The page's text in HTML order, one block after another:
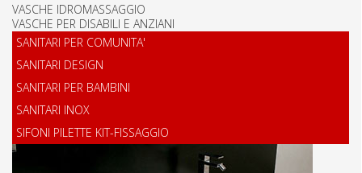
VASCHE IDROMASSAGGIO
VASCHE PER DISABILI E ANZIANI
SANITARI PER COMUNITA'
SANITARI DESIGN
SANITARI PER BAMBINI
SANITARI INOX
SIFONI PILETTE KIT-FISSAGGIO